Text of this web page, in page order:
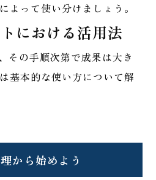
よって使い分けましょう。
における活用法
その手順次第で成果は大き
基本的な使い方について解
から始めよう